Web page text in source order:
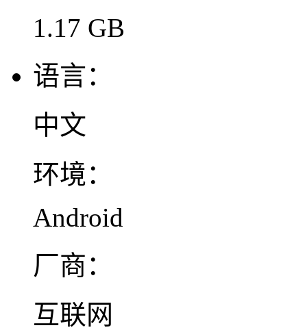
1.17 GB
语言：
中文
环境：
Android
厂商：
互联网